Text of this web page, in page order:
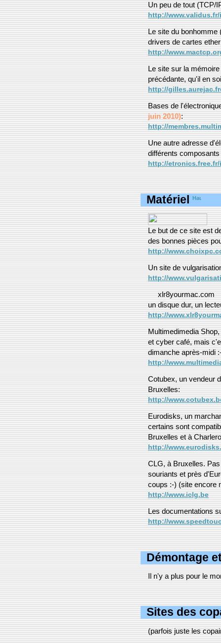
Un peu de tout (TCP/
http://
Le site du bonhomme
drivers de cartes
http://
Le site sur la
précédante, qu'il en
http://
Bases de
juin 2010):
http://
Une autre adresse
différents composants
http://
Matériel
Le but de ce site est
des bonnes pièces
http://
Un site de
http://
xlr8yourmac.com
un disque dur, un
http://
Multimedimedia
et cyber café, mais
dimanche après-midi
http://
Cotubex, un vendeur
Bruxelles:
http://
Eurodisks, un
certains sont
Bruxelles et à
http://
CLG, à Bruxelles.
souriants et près
coups :-) (site encore
http://www.iclg.be
Les documentations
http://
Démontage
Il n'y a plus pour le
Sites des
(parfois juste les